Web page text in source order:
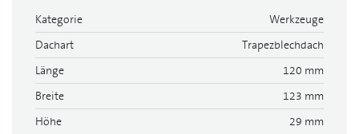
Kategorie
Werkzeuge
Dachart
Trapezblechdach
Länge
120 mm
Breite
123 mm
Höhe
29 mm